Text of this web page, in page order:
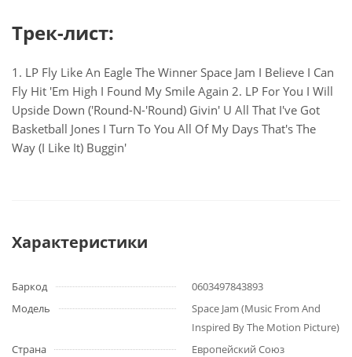
Трек-лист:
1. LP Fly Like An Eagle The Winner Space Jam I Believe I Can
Fly Hit 'Em High I Found My Smile Again 2. LP For You I Will
Upside Down ('Round-N-'Round) Givin' U All That I've Got
Basketball Jones I Turn To You All Of My Days That's The
Way (I Like It) Buggin'
Характеристики
Баркод
0603497843893
Модель
Space Jam (Music From And
Inspired By The Motion Picture)
Страна
Европейский Союз